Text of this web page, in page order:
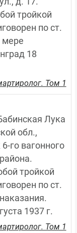
тройкой
по ст.
мере
18
Том 1
Лука
обл.,
го вагонного
тройкой
по ст.
1937 г.
Том 1